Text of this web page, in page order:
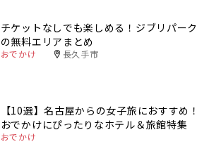
チケットなしでも楽しめる！ジブリパーク
の無料エリアまとめ
おでかけ 長久手市
【10選】名古屋からの女子旅におすすめ！
おでかけにぴったりなホテル＆旅館特集
おでかけ